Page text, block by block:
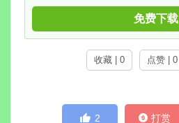
免费下载
收藏 | 0 点赞 | 0
2 打赏